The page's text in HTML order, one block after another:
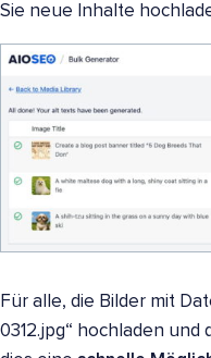
Sie neue Inhalte
Für alle, die Bilder mit
0312.jpg“ hochladen